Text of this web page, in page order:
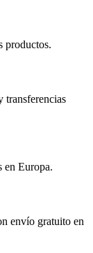
productos.
transferencias
en Europa.
envío gratuito en